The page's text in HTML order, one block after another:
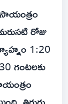
రోజు
1:20
గంటలకు